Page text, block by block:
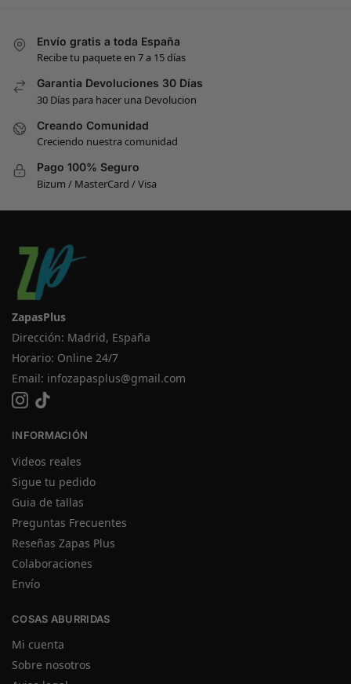
Envío gratis a toda España
Recibe tu paquete en 7 a 15 días
Garantia Devoluciones 30 Días
30 Días para hacer una Devolucion
Creando Comunidad
Creciendo nuestra comunidad
Pago 100% Seguro
Bizum / MasterCard / Visa
ZapasPlus
Dirección: Madrid, España
Horario: Online 24/7
Email: infozapasplus@gmail.com
INFORMACIÓN
Videos reales
Sigue tu pedido
Guia de tallas
Preguntas Frecuentes
Reseñas Zapas Plus
Colaboraciones
Envío
COSAS ABURRIDAS
Mi cuenta
Sobre nosotros